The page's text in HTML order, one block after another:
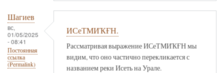
Шагиев
вс,
01/05/2025
- 08:41
Постоянная
ссылка
(Permalink)
ИСеТМИҠҒН.
Рассматривая выражение ИСеТМИҠҒН мы
видим, что оно частично перекликается с
названием реки Исеть на Урале.